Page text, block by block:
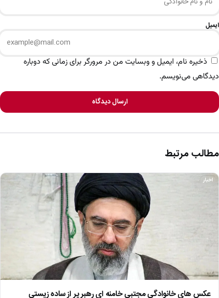
ایمیل
ذخیره نام، ایمیل و وبسایت من در مرورگر برای زمانی که دوباره
دیدگاهی می‌نویسم.
ارسال دیدگاه
مطالب مرتبط
اخبار
عکس های خانوادگی مجتبی خامنه ای رهبر پر از ساده زیستی